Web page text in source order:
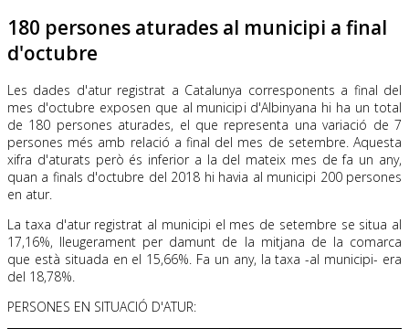
180 persones aturades al municipi a final
d'octubre
Les dades d'atur registrat a Catalunya corresponents a final del
mes d'octubre exposen que al municipi d'Albinyana hi ha un total
de 180 persones aturades, el que representa una variació de 7
persones més amb relació a final del mes de setembre. Aquesta
xifra d'aturats però és inferior a la del mateix mes de fa un any,
quan a finals d'octubre del 2018 hi havia al municipi 200 persones
en atur.
La taxa d'atur registrat al municipi el mes de setembre se situa al
17,16%, lleugerament per damunt de la mitjana de la comarca
que està situada en el 15,66%. Fa un any, la taxa -al municipi- era
del 18,78%.
PERSONES EN SITUACIÓ D'ATUR: